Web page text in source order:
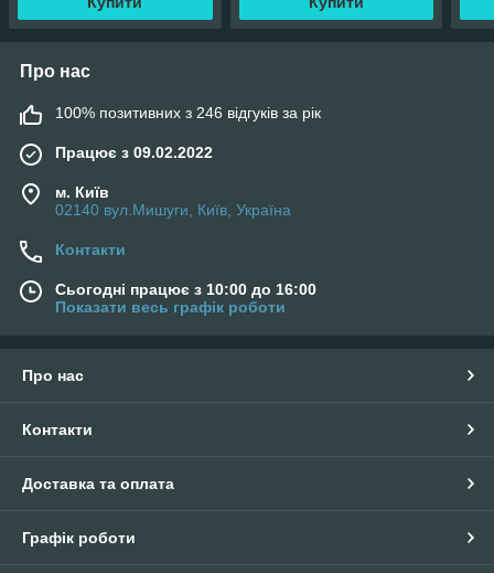
Про нас
100% позитивних з 246 відгуків за рік
Працює з 09.02.2022
м. Київ
02140 вул.Мишуги, Київ, Україна
Контакти
Сьогодні працює з 10:00 до 16:00
Показати весь графік роботи
Про нас
Контакти
Доставка та оплата
Графік роботи